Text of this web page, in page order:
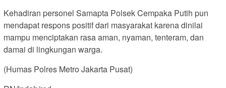
Kehadiran personel Samapta Polsek Cempaka Putih pun
mendapat respons positif dari masyarakat karena dinilai
mampu menciptakan rasa aman, nyaman, tenteram, dan
damai di lingkungan warga.
(Humas Polres Metro Jakarta Pusat)